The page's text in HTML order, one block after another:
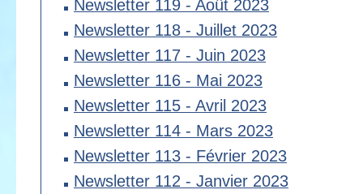
Newsletter 119 - Août 2023
Newsletter 118 - Juillet 2023
Newsletter 117 - Juin 2023
Newsletter 116 - Mai 2023
Newsletter 115 - Avril 2023
Newsletter 114 - Mars 2023
Newsletter 113 - Février 2023
Newsletter 112 - Janvier 2023